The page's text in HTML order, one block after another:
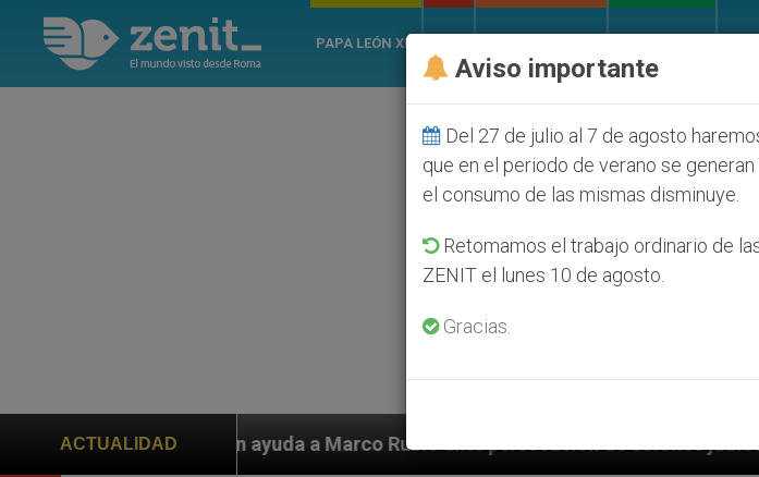
PAPA LEÓN XIV
ACTUALIDAD
a Marco Rubio ante persecución de colonos judíos que afecta a cristianos (y
Aviso importante
Del 27 de julio al 7 de agosto
que en el periodo de verano se
el consumo de las mismas disminuye.
Retomamos el trabajo ordinario de
ZENIT el lunes 10 de agosto.
Gracias.